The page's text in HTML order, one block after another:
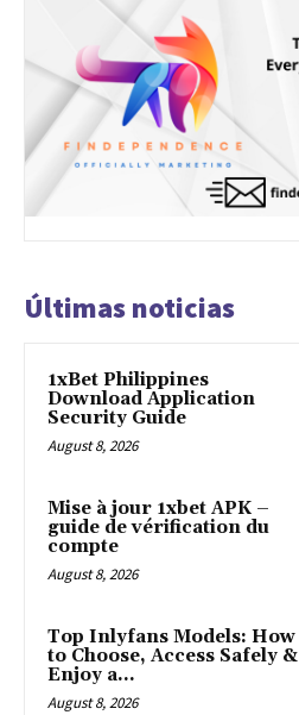
Últimas noticias
1xBet Philippines
Download Application
Security Guide
August 8, 2026
Mise à jour 1xbet APK –
guide de vérification du
compte
August 8, 2026
Top Inlyfans Models: How
to Choose, Access Safely &
Enjoy a...
August 8, 2026